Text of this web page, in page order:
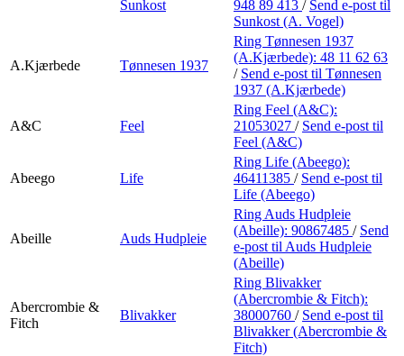
Sunkost
948 89 413 / Send e-post til
Sunkost (A. Vogel)
A.Kjærbede Tønnesen 1937
Ring Tønnesen 1937
(A.Kjærbede): 48 11 62 63
/ Send e-post til Tønnesen
1937 (A.Kjærbede)
A&C Feel
Ring Feel (A&C):
21053027 / Send e-post til
Feel (A&C)
Abeego Life
Ring Life (Abeego):
46411385 / Send e-post til
Life (Abeego)
Abeille Auds Hudpleie
Ring Auds Hudpleie
(Abeille): 90867485 / Send
e-post til Auds Hudpleie
(Abeille)
Abercrombie &
Fitch
Blivakker
Ring Blivakker
(Abercrombie & Fitch):
38000760 / Send e-post til
Blivakker (Abercrombie &
Fitch)